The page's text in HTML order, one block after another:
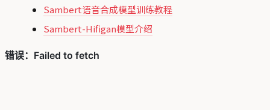
Sambert语音合成模型训练教程
Sambert-Hifigan模型介绍